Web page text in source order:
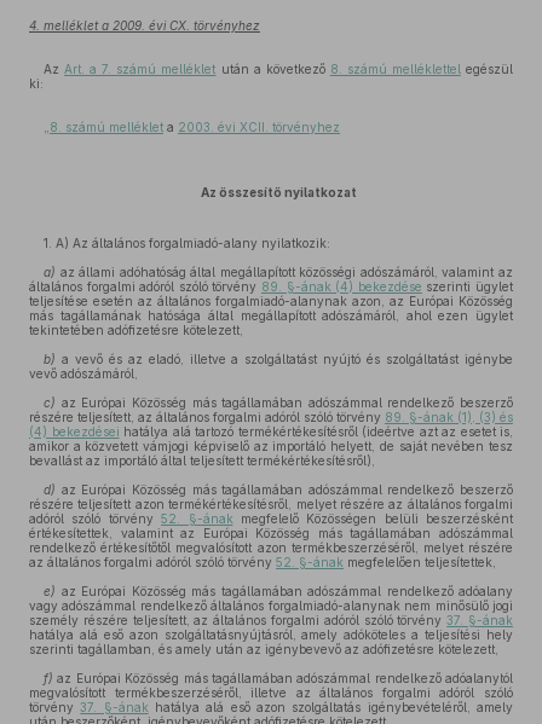
4. melléklet a 2009. évi CX. törvényhez
Az Art. a 7. számú melléklet után a következő 8. számú melléklettel egészül
ki:
8. számú melléklet a 2003. évi XCII. törvényhez
Az összesítő nyilatkozat
1. A) Az általános forgalmiadó-alany nyilatkozik:
a) az állami adóhatóság által megállapított közösségi adószámáról, valamint az
általános forgalmi adóról szóló törvény 89. §-ának (4) bekezdése szerinti ügylet
teljesítése esetén az általános forgalmiadó-alanynak azon, az Európai Közösség
más tagállamának hatósága által megállapított adószámáról, ahol ezen ügylet
tekintetében adófizetésre kötelezett,
b) a vevő és az eladó, illetve a szolgáltatást nyújtó és szolgáltatást igénybe
vevő adószámáról,
c) az Európai Közösség más tagállamában adószámmal rendelkező beszerző
részére teljesített, az általános forgalmi adóról szóló törvény 89. §-ának (1), (3) és
(4) bekezdései hatálya alá tartozó termékértékesítésről (ideértve azt az esetet is,
amikor a közvetett vámjogi képviselő az importáló helyett, de saját nevében tesz
bevallást az importáló által teljesített termékértékesítésről),
d) az Európai Közösség más tagállamában adószámmal rendelkező beszerző
részére teljesített azon termékértékesítésről, melyet részére az általános forgalmi
adóról szóló törvény52. §-ának megfelelő Közösségen belüli beszerzésként
értékesítettek, valamint az Európai Közösség más tagállamában adószámmal
rendelkező értékesítőtől megvalósított azon termékbeszerzéséről, melyet részére
az általános forgalmi adóról szóló törvény 52. §-ának megfelelően teljesítettek,
e) az Európai Közösség más tagállamában adószámmal rendelkező adóalany
vagy adószámmal rendelkező általános forgalmiadó-alanynak nem minősülő jogi
személy részére teljesített, az általános forgalmi adóról szóló törvény37. §-ának
hatálya alá eső azon szolgáltatásnyújtásról, amely adóköteles a teljesítési hely
szerinti tagállamban, és amely után az igénybevevő az adófizetésre kötelezett,
f) az Európai Közösség más tagállamában adószámmal rendelkező adóalanytól
megvalósított termékbeszerzéséről, illetve az általános forgalmi adóról szóló
törvény37. §-ának hatálya alá eső azon szolgáltatás igénybevételéről, amely